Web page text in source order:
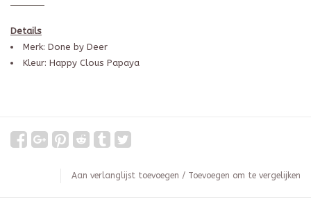
Details
Merk: Done by Deer
Kleur: Happy Clous Papaya
Aan verlanglijst toevoegen / Toevoegen om te vergelijken